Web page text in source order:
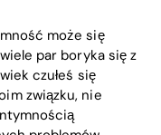
może się
par boryka się z
czułeś się
związku, nie